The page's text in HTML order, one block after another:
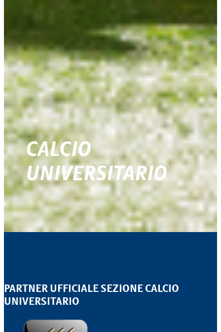
CALCIO
UNIVERSITARIO
PARTNER UFFICIALE SEZIONE CALCIO
UNIVERSITARIO